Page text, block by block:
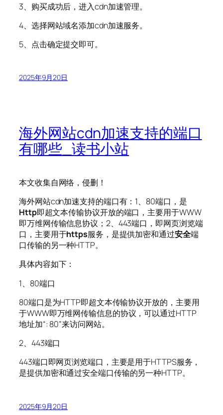
3、购买成功后，进入cdn加速管理。
4、选择网站域名添加cdn加速服务。
5、点击确定提交即可。
2025年9月20日
海外网站cdn加速支持的端口
有哪些_读书小站
本文收集自网络，侵删！
海外网站cdn加速支持的端口有：1、80端口，是
Http即超文本传输协议开放的端口，主要用于WWW
即万维网传输信息协议；2、443端口，即网页浏览端
口，主要用于https服务，是提供加密和通过安全端
口传输的另一种HTTP。
具体内容如下：
1、80端口
80端口是为HTTP即超文本传输协议开放的，主要用
于WWW即万维网传输信息的协议，可以通过HTTP
地址加“: 80”来访问网站。
2、443端口
443端口即网页浏览端口，主要是用于HTTPS服务，
是提供加密和通过安全端口传输的另一种HTTP。
2025年9月20日